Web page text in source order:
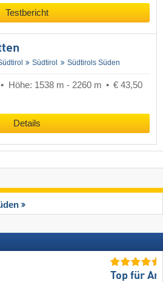
Testbericht
Südtirol Südtirols Süden
Höhe: 1538 m - 2260 m
€ 43,50
Details
Top für